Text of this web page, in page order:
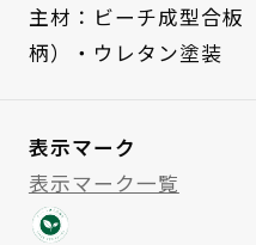
主材：ビーチ成型合板
柄）・ウレタン塗装
表示マーク
表示マーク一覧